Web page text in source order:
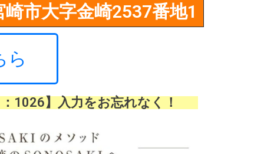
市大字金崎2537番地1
ら
1026】入力をお忘れなく！